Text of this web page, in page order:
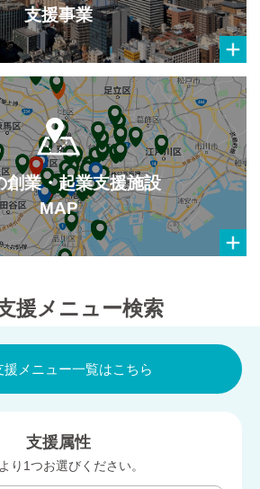
支援事業
創業・起業支援施設
MAP
援メニュー検索
援メニュー一覧はこちら
支援属性
り1つお選びください。